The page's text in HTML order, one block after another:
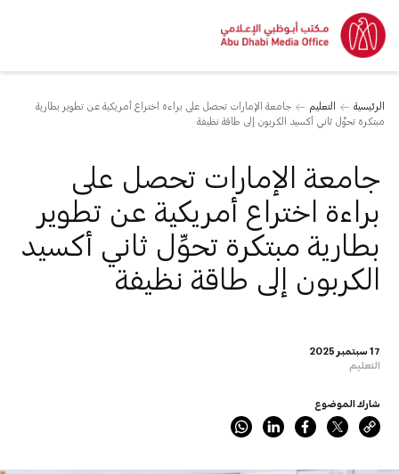
الرئيسية التعليم
جامعة الإمارات تحصل على براءة اختراع أمريكية عن تطوير بطارية
مبتكرة تحوِّل ثاني أكسيد الكربون إلى طاقة نظيفة
17 سبتمبر 2025
التعليم
جامعة الإمارات تحصل على
براءة اختراع أمريكية عن تطوير
بطارية مبتكرة تحوِّل ثاني أكسيد
الكربون إلى طاقة نظيفة
شارك الموضوع